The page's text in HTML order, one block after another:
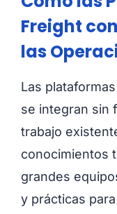
Freight
las
Las
se integran sin
trabajo
conocimientos
grandes
y prácticas